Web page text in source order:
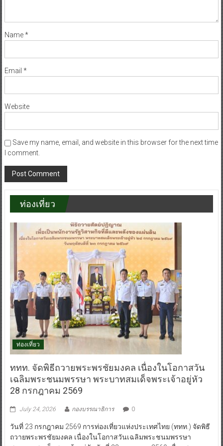
Name*
Email *
Website
Save my name, email, and website in this browser for the next time
I comment.
ท่องเที่ยว
ท่องเที่ยว
ททท. จัดพิธีถวายพระพรชัยมงคล เนื่องในโอกาสวัน
เฉลิมพระชนมพรรษา พระบาทสมเด็จพระเจ้าอยู่หัว
28 กรกฎาคม 2569
July 24, 2026 กองบรรณาธิการ 0
วันที่ 23 กรกฎาคม 2569 การท่องเที่ยวแห่งประเทศไทย (ททท.) จัดพิธี
ถวายพระพรชัยมงคล เนื่องในโอกาสวันเฉลิมพระชนมพรรษา